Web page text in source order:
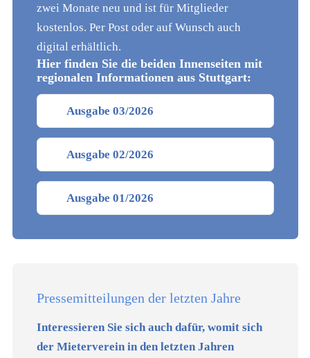
zwei Monate neu und ist für Mitglieder
kostenlos. Per Post oder auf Wunsch auch
digital erhältlich.
Hier finden Sie die beiden Innenseiten mit
regionalen Informationen aus Stuttgart:
Ausgabe 03/2026
Ausgabe 02/2026
Ausgabe 01/2026
Pressemitteilungen der letzten Jahre
Interessieren Sie sich auch dafür, womit sich
der Mieterverein in den letzten Jahren